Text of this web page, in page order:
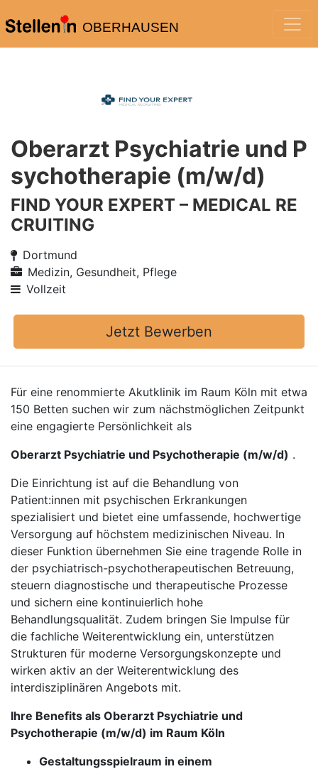
OBERHAUSEN
Oberarzt Psychiatrie und P
sychotherapie (m/w/d)
FIND YOUR EXPERT – MEDICAL RE
CRUITING
Dortmund
Medizin, Gesundheit, Pflege
Vollzeit
Jetzt Bewerben
Für eine renommierte Akutklinik im Raum Köln mit etwa
150 Betten suchen wir zum nächstmöglichen Zeitpunkt
eine engagierte Persönlichkeit als
Oberarzt Psychiatrie und Psychotherapie (m/w/d) .
Die Einrichtung ist auf die Behandlung von
Patient:innen mit psychischen Erkrankungen
spezialisiert und bietet eine umfassende, hochwertige
Versorgung auf höchstem medizinischen Niveau. In
dieser Funktion übernehmen Sie eine tragende Rolle in
der psychiatrisch-psychotherapeutischen Betreuung,
steuern diagnostische und therapeutische Prozesse
und sichern eine kontinuierlich hohe
Behandlungsqualität. Zudem bringen Sie Impulse für
die fachliche Weiterentwicklung ein, unterstützen
Strukturen für moderne Versorgungskonzepte und
wirken aktiv an der Weiterentwicklung des
interdisziplinären Angebots mit.
Ihre Benefits als Oberarzt Psychiatrie und
Psychotherapie (m/w/d) im Raum Köln
Gestaltungsspielraum in einem